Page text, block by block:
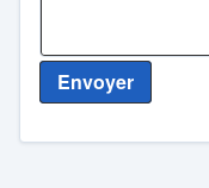
Envoyer